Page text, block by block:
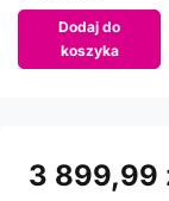
Dodaj do
koszyka
3 899,99